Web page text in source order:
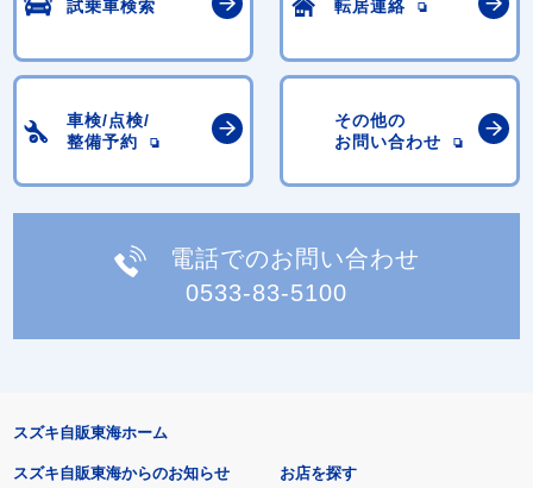
試乗車検索 転居連絡
車検/点検/
整備予約
その他の
お問い合わせ
電話でのお問い合わせ
0533-83-5100
スズキ自販東海ホーム
スズキ自販東海からのお知らせ お店を探す